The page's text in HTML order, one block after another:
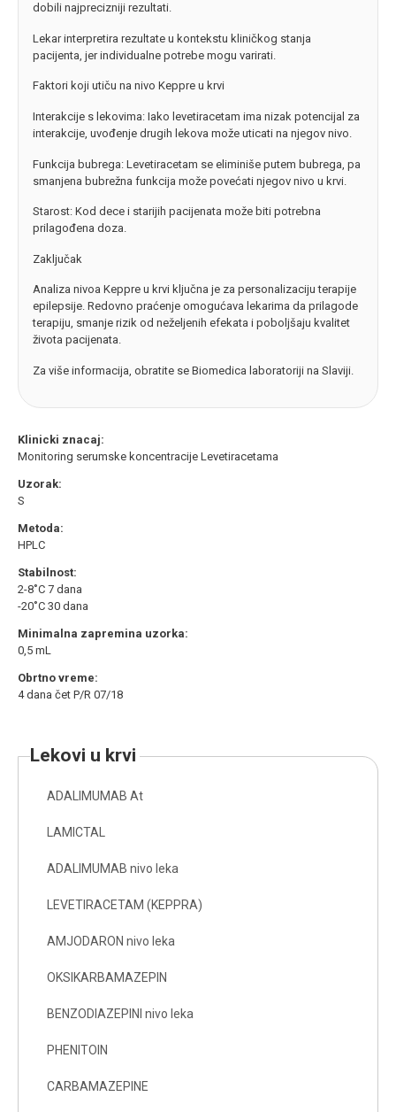
dobili najprecizniji rezultati.
Lekar interpretira rezultate u kontekstu kliničkog stanja
pacijenta, jer individualne potrebe mogu varirati.
Faktori koji utiču na nivo Keppre u krvi
Interakcije s lekovima: Iako levetiracetam ima nizak potencijal za
interakcije, uvođenje drugih lekova može uticati na njegov nivo.
Funkcija bubrega: Levetiracetam se eliminiše putem bubrega, pa
smanjena bubrežna funkcija može povećati njegov nivo u krvi.
Starost: Kod dece i starijih pacijenata može biti potrebna
prilagođena doza.
Zaključak
Analiza nivoa Keppre u krvi ključna je za personalizaciju terapije
epilepsije. Redovno praćenje omogućava lekarima da prilagode
terapiju, smanje rizik od neželjenih efekata i poboljšaju kvalitet
života pacijenata.
Za više informacija, obratite se Biomedica laboratoriji na Slaviji.
Klinicki znacaj:
Monitoring serumske koncentracije Levetiracetama
Uzorak:
S
Metoda:
HPLC
Stabilnost:
2-8˚C 7 dana
-20˚C 30 dana
Minimalna zapremina uzorka:
0,5 mL
Obrtno vreme:
4 dana čet P/R 07/18
lekovi u krvi
ADALIMUMAB At
LAMICTAL
ADALIMUMAB nivo leka
LEVETIRACETAM (KEPPRA)
AMJODARON nivo leka
OKSIKARBAMAZEPIN
BENZODIAZEPINI nivo leka
PHENITOIN
CARBAMAZEPINE